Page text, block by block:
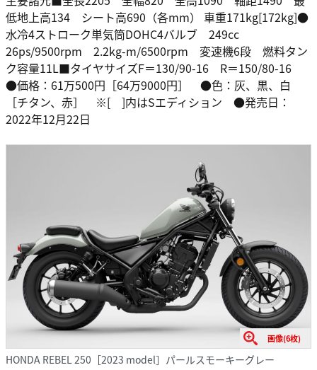
低地上高134 シート高690（各mm） 車重171kg[172kg]●
水冷4ストローク単気筒DOHC4バルブ 249cc
26ps/9500rpm 2.2kg-m/6500rpm 変速機6段 燃料タン
ク容量11L■タイヤサイズF＝130/90-16 R＝150/80-16
●価格：61万500円［64万9000円］ ●色：灰、黒、白
［チタン、赤］ ※[ ]内はSエディション ●発売日：
2022年12月22日
画像(6枚)
HONDA REBEL 250［2023 model］パールスモーキーグレー